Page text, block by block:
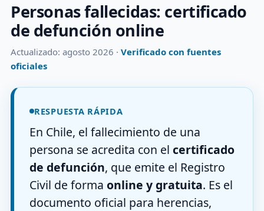
Personas fallecidas: certificado
de defunción online
Actualizado: agosto 2026 · Verificado con fuentes
oficiales
RESPUESTA RÁPIDA
En Chile, el fallecimiento de una
persona se acredita con el certificado
de defunción, que emite el Registro
Civil de forma online y gratuita. Es el
documento oficial para herencias,